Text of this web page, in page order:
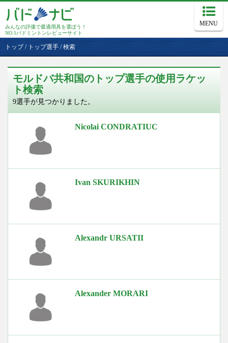
みんなの評価で最適用具を選ぼう！
NO.1バドミントンレビューサイト
MENU
トップ/ トップ選手 /検索
モルドバ共和国のトップ選手の使用ラケッ
ト検索
9選手が見つかりました。
Nicolai CONDRATIUC
Ivan SKURIKHIN
Alexandr URSATII
Alexander MORARI